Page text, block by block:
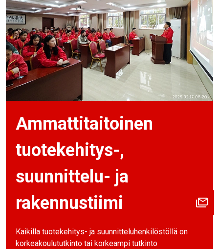
Ammattitaitoinen
tuotekehitys-,
suunnittelu- ja
rakennustiimi
Kaikilla tuotekehitys- ja suunnitteluhenkilöstöllä on
korkeakoulututkinto tai korkeampi tutkinto